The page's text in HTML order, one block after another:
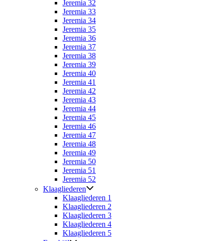
Jeremia 32
Jeremia 33
Jeremia 34
Jeremia 35
Jeremia 36
Jeremia 37
Jeremia 38
Jeremia 39
Jeremia 40
Jeremia 41
Jeremia 42
Jeremia 43
Jeremia 44
Jeremia 45
Jeremia 46
Jeremia 47
Jeremia 48
Jeremia 49
Jeremia 50
Jeremia 51
Jeremia 52
Klaagliederen
Klaagliederen 1
Klaagliederen 2
Klaagliederen 3
Klaagliederen 4
Klaagliederen 5